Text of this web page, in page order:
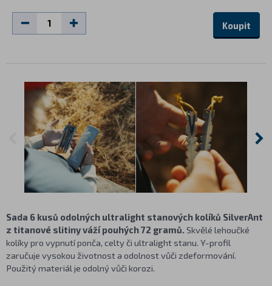
Koupit
Sada 6 kusů odolných ultralight stanových kolíků SilverAnt
z titanové slitiny váží pouhých 72 gramů.Skvělé lehoučké
kolíky pro vypnutí ponča, celty či ultralight stanu. Y-profil
zaručuje vysokou životnost a odolnost vůči zdeformování.
Použitý materiál je odolný vůči korozi.